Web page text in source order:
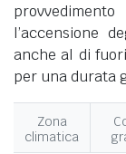
l’accensione
anche al di
per una durata
Zona
climatica